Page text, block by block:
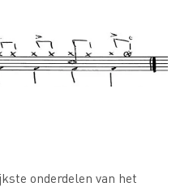
onderdelen van het